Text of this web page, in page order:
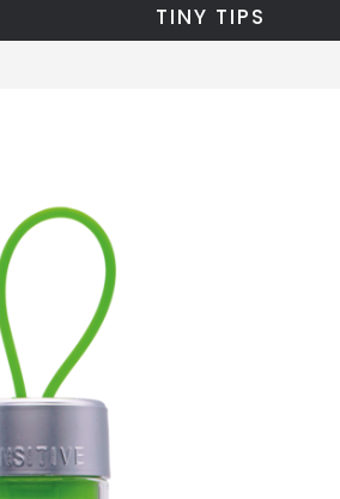
TINY TIPS